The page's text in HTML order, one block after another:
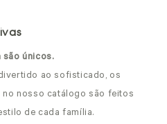
são únicos.
ao sofisticado, os
no nosso catálogo são feitos
de cada família.